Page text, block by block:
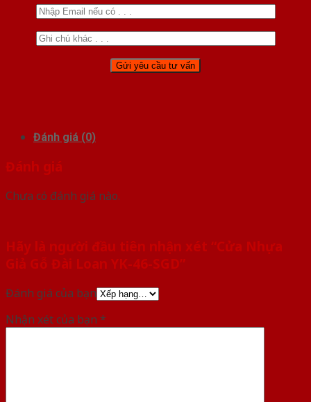
Đánh giá (0)
Đánh giá
Chưa có đánh giá nào.
Hãy là người đầu tiên nhận xét “Cửa Nhựa
Giả Gỗ Đài Loan YK-46-SGD”
Đánh giá của bạn
Nhận xét của bạn *